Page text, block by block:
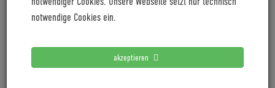
notwendige Cookies ein.
akzeptieren
Coboc blickt mit positiver Vororder auf 2027
Cyclingworld Europe expands its trade show concept for
Cyclingworld Europe baut Messekonzept für 2027 aus